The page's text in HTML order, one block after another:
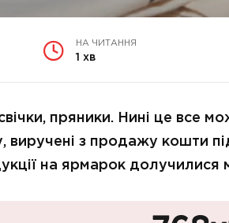
НА ЧИТАННЯ
1 хв
пряники. Нині це все
виручені з продажу кошти
на ярмарок долучилися